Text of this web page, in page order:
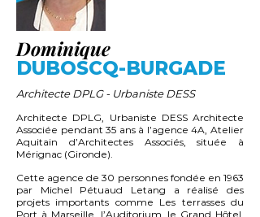
Dominique
DUBOSCQ-BURGADE
Architecte DPLG - Urbaniste DESS
Architecte DPLG, Urbaniste DESS Architecte
Associée pendant 35 ans à l’agence 4A, Atelier
Aquitain d’Architectes Associés, située à
Mérignac (Gironde).
Cette agence de 30 personnes fondée en 1963
par Michel Pétuaud Letang a réalisé des
projets importants comme Les terrasses du
Port à Marseille, l’Auditorium, le Grand Hôtel,